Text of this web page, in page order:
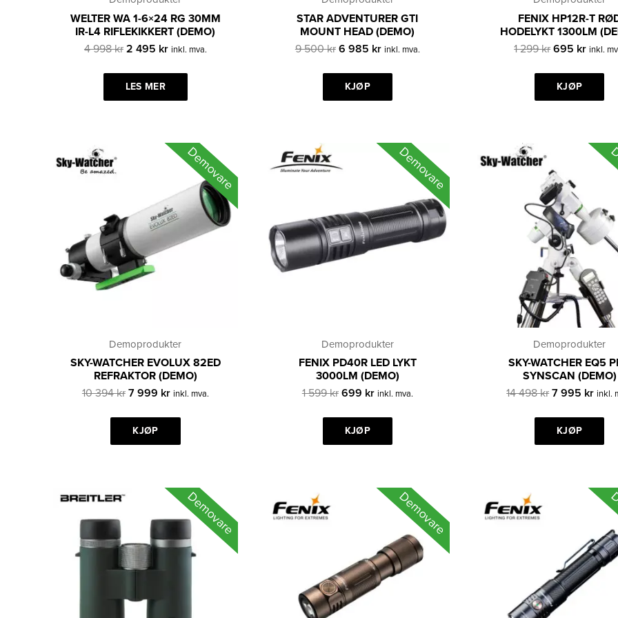
WELTER WA 1-6×24 RG 30MM
IR-L4 RIFLEKIKKERT (DEMO)
4 998kr Opprinnelig
var:
4
998 kr.
2 495 krNåværende
er:
495 kr.
inkl. mva.
LES MER
STAR ADVENTURER GTI
MOUNT HEAD (DEMO)
9 500kr Opprinnelig
var:
500 kr.
6 985 krNåværende
er:
985 kr.
inkl. mva.
KJØP
FENIX HP12R-T
HODELYKT 1300LM
1 299krOpprinnelig
var:
299 kr.
695 kr
er:
inkl.
KJØP
Demovare
Demoprodukter
SKY-WATCHER EVOLUX 82ED
REFRAKTOR (DEMO)
10 394kr Opprinnelig
var:
10
394 kr.
7 999 krNåværende
er:
999 kr.
inkl. mva.
KJØP
Demovare
Demoprodukter
FENIX PD40R LED LYKT
3000LM (DEMO)
1 599kr Opprinnelig
var:
599 kr.
699 krNåværende
er:
inkl. mva.
KJØP
Demoprodukter
SKY-WATCHER EQ5
SYNSCAN (DEMO)
14 498krOpprinnelig
var:
14
498 kr.
7 995 kr
er:
995
inkl.
KJØP
Demovare Demovare